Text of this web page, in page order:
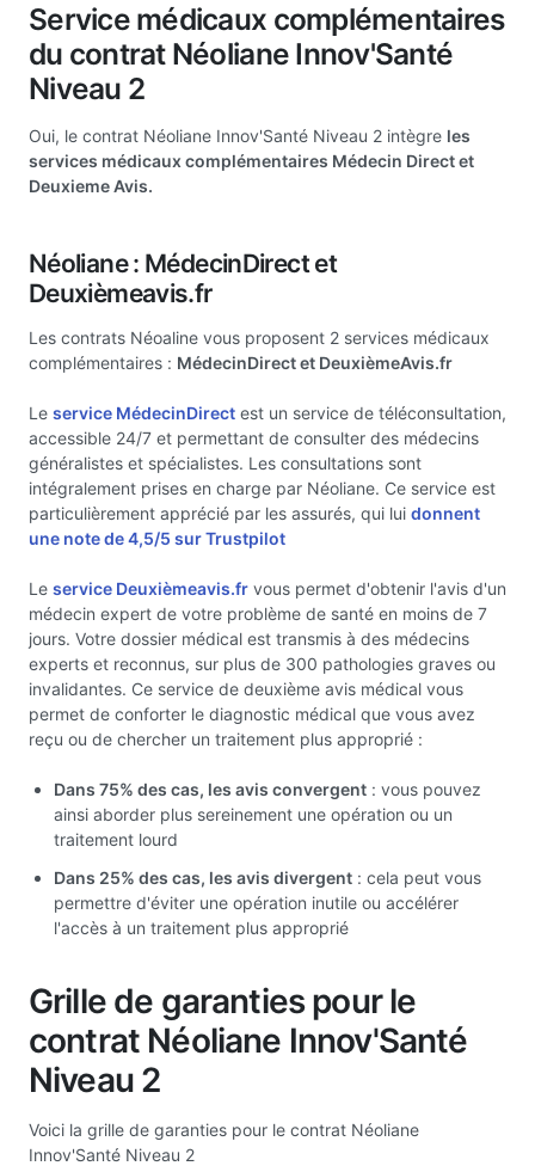
Service médicaux complémentaires
du contrat Néoliane Innov'Santé
Niveau 2
Oui, le contrat Néoliane Innov'Santé Niveau 2 intègre les
services médicaux complémentaires Médecin Direct et
Deuxieme Avis.
Néoliane : MédecinDirect et
Deuxièmeavis.fr
Les contrats Néoaline vous proposent 2 services médicaux
complémentaires : MédecinDirect et DeuxièmeAvis.fr
Le service MédecinDirect est un service de téléconsultation,
accessible 24/7 et permettant de consulter des médecins
généralistes et spécialistes. Les consultations sont
intégralement prises en charge par Néoliane. Ce service est
particulièrement apprécié par les assurés, qui lui donnent
une note de 4,5/5 sur Trustpilot
Le service Deuxièmeavis.fr vous permet d'obtenir l'avis d'un
médecin expert de votre problème de santé en moins de 7
jours. Votre dossier médical est transmis à des médecins
experts et reconnus, sur plus de 300 pathologies graves ou
invalidantes. Ce service de deuxième avis médical vous
permet de conforter le diagnostic médical que vous avez
reçu ou de chercher un traitement plus approprié :
Dans 75% des cas, les avis convergent : vous pouvez
ainsi aborder plus sereinement une opération ou un
traitement lourd
Dans 25% des cas, les avis divergent : cela peut vous
permettre d'éviter une opération inutile ou accélérer
l'accès à un traitement plus approprié
Grille de garanties pour le
contrat Néoliane Innov'Santé
Niveau 2
Voici la grille de garanties pour le contrat Néoliane
Innov'Santé Niveau 2